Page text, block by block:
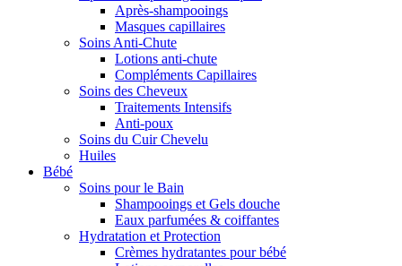
Après-shampooings
Masques capillaires
Soins Anti-Chute
Lotions anti-chute
Compléments Capillaires
Soins des Cheveux
Traitements Intensifs
Anti-poux
Soins du Cuir Chevelu
Huiles
Bébé
Soins pour le Bain
Shampooings et Gels douche
Eaux parfumées & coiffantes
Hydratation et Protection
Crèmes hydratantes pour bébé